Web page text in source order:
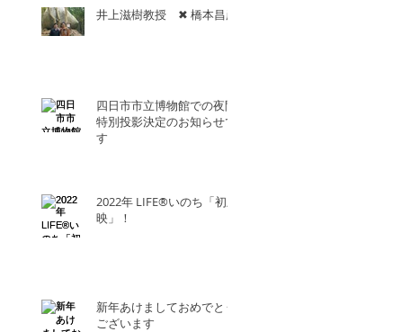
井上滋樹教授 ✖︎ 橋本昌彦
四日市市立博物館での夜間
特別投影決定のお知らせで
す
2022年 LIFE®︎いのち「初上
映」！
新年あけましておめでとう
ございます